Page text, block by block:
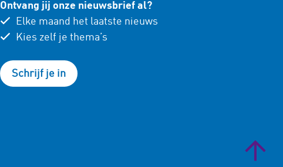
Ontvang jij onze nieuwsbrief al?
Elke maand het laatste nieuws
Kies zelf je thema’s
Schrijf je in